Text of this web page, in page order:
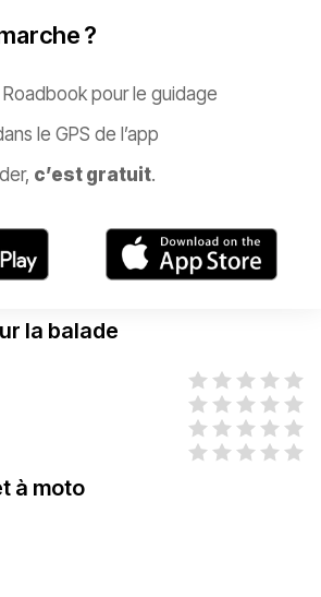
?
pour le guidage
le GPS de l’app
c’est gratuit.
la balade
à moto